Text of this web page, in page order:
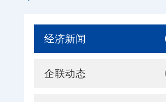
经济新闻
企联动态